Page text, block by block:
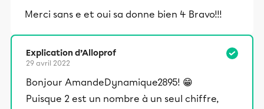
Merci sans e et oui sa donne bien 4 Bravo!!!
Explication d’Alloprof
29 avril 2022
Bonjour AmandeDynamique2895! 😁
Puisque 2 est un nombre à un seul chiffre,